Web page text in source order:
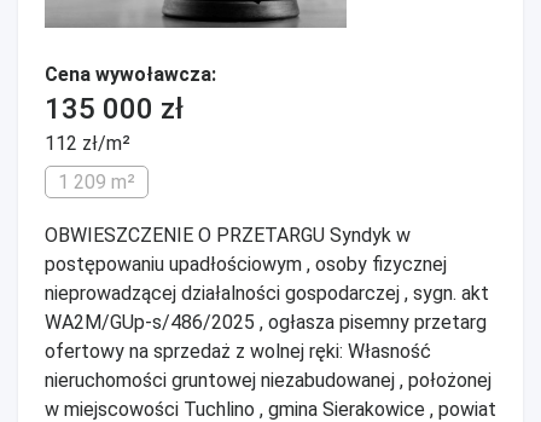
Cena wywoławcza:
135 000 zł
112 zł/m²
1 209 m²
OBWIESZCZENIE O PRZETARGU Syndyk w
postępowaniu upadłościowym , osoby fizycznej
nieprowadzącej działalności gospodarczej , sygn. akt
WA2M/GUp-s/486/2025 , ogłasza pisemny przetarg
ofertowy na sprzedaż z wolnej ręki: Własność
nieruchomości gruntowej niezabudowanej , położonej
w miejscowości Tuchlino , gmina Sierakowice , powiat